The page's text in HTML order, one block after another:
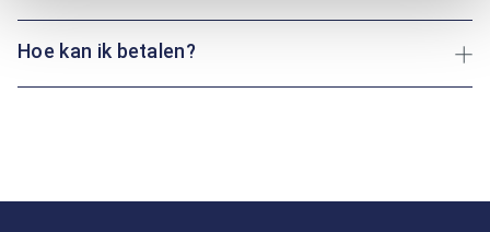
Hoe kan ik betalen?